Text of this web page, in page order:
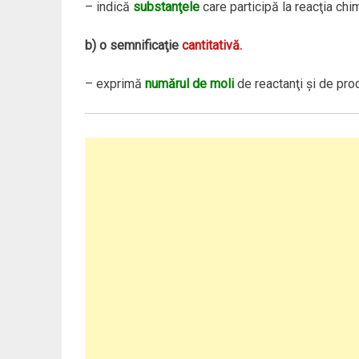
– indică substanţelecare participă la reacţia
b) o semnificaţie cantitativă.
– exprimă numărul de molide reactanţi şi de